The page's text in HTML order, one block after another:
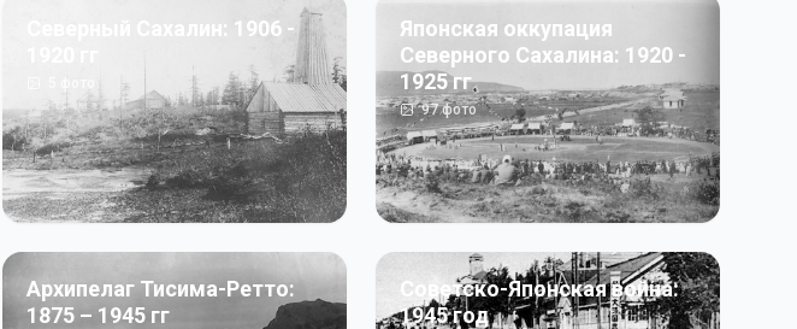
Северный Сахалин: 1906 -
Японская оккупация
Северного Сахалина: 1920 -
1925 гг
97фото
Архипелаг Тисима-Ретто:
1875 – 1945 гг
Советско-Японская война:
1945 год